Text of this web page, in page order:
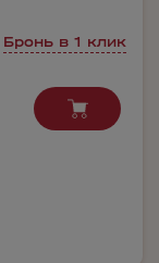
Бронь в 1 клик